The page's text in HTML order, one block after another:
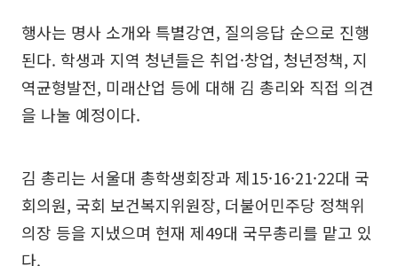
행사는 명사 소개와 특별강연, 질의응답 순으로 진행
된다. 학생과 지역 청년들은 취업·창업, 청년정책, 지
역균형발전, 미래산업 등에 대해 김 총리와 직접 의견
을 나눌 예정이다.
김 총리는 서울대 총학생회장과 제15·16·21·22대 국
회의원, 국회 보건복지위원장, 더불어민주당 정책위
의장 등을 지냈으며 현재 제49대 국무총리를 맡고 있
다.